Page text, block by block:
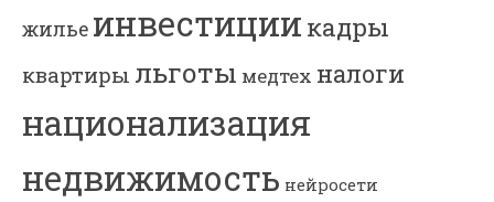
жилье инвестиции кадры
квартиры льготы медтех налоги
национализация
недвижимость нейросети